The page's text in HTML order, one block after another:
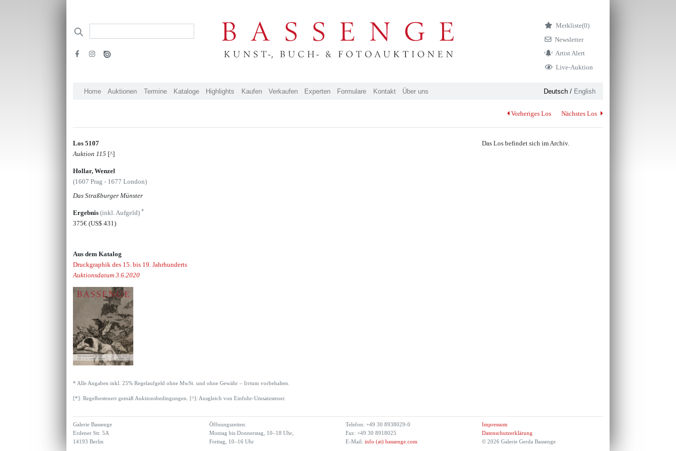
Merkliste(0)
Newsletter
Artist Alert
Live-Auktion
Home Auktionen Termine Kataloge Highlights Kaufen Verkaufen Experten Formulare Kontakt Über uns Deutsch/ English
Vorheriges Los Nächstes Los
Los 5107
Auktion 115 [^]
Hollar, Wenzel
(1607 Prag - 1677 London)
Das Straßburger Münster
Ergebnis(inkl. Aufgeld)*
375€(US$ 431)
Aus dem Katalog
Druckgraphik des 15. bis 19. Jahrhunderts
Auktionsdatum 3.6.2020
Das Los befindet sich im Archiv.
* Alle Angaben inkl. 25% Regelaufgeld ohne MwSt. und ohne Gewähr – Irrtum vorbehalten.
[*]: Regelbesteuert gemäß Auktionsbedingungen. [^]: Ausgleich von Einfuhr-Umsatzsteuer.
Galerie Bassenge
Erdener Str. 5A
14193 Berlin
Öffnungszeiten:
Montag bis Donnerstag, 10–18 Uhr,
Freitag, 10–16 Uhr
Telefon: +49 30 8938029-0
Fax: +49 30 8918025
E-Mail: info (at) bassenge.com
Impressum
Datenschutzerklärung
© 2026 Galerie Gerda Bassenge